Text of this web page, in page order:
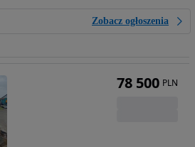
Zobacz ogłoszenia
78 500 PLN